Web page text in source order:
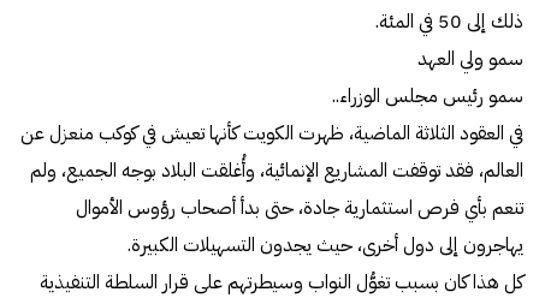
ذلك إلى 50 في المئة.
سمو ولي العهد
سمو رئيس مجلس الوزراء..
في العقود الثلاثة الماضية، ظهرت الكويت كأنها تعيش في كوكب منعزل عن
العالم، فقد توقفت المشاريع الإنمائية، وأُغلقت البلاد بوجه الجميع، ولم
تنعم بأي فرص استثمارية جادة، حتى بدأ أصحاب رؤوس الأموال
يهاجرون إلى دول أخرى، حيث يجدون التسهيلات الكبيرة.
كل هذا كان بسبب تغوُّل النواب وسيطرتهم على قرار السلطة التنفيذية